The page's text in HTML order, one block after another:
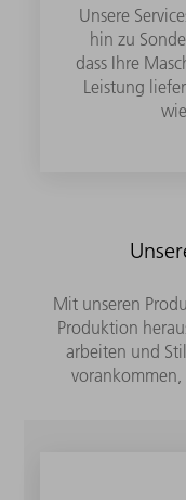
Unsere
hin zu
dass Ihre
Leistung
Mit unseren
Produktion
arbeiten und